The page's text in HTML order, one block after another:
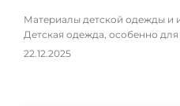
Материалы детской одежды и
Детская одежда, особенно
22.12.2025